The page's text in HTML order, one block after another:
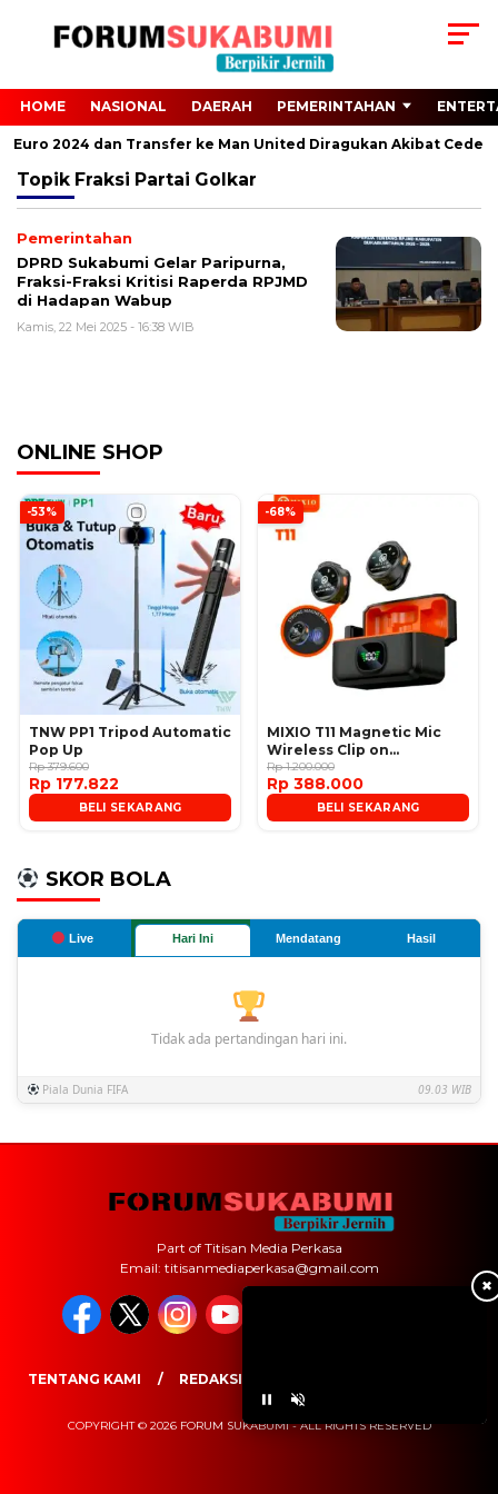
HOME NASIONAL DAERAH PEMERINTAHAN
2024 dan Transfer ke Man United Diragukan Akibat Cedera
Topik Fraksi Partai Golkar
Pemerintahan
DPRD Sukabumi Gelar Paripurna,
Fraksi-Fraksi Kritisi Raperda RPJMD
di Hadapan Wabup
Kamis, 22 Mei 2025 - 16:38 WIB
ONLINE SHOP
-53%
TNW PP1 Tripod Automatic
Pop Up
Rp 379.600
Rp 177.822
BELI SEKARANG
-68%
MIXIO T11 Magnetic Mic
Wireless Clip on
Microphone
Rp 1.200.000
Rp 388.000
BELI SEKARANG
SKOR BOLA
Live Hari Ini Mendatang Hasil
Tidak ada pertandingan hari ini.
Piala Dunia FIFA 09.03 WIB
✖
Part of Titisan Media Perkasa
Email: titisanmediaperkasa@gmail.com
TENTANG KAMI REDAKSI
COPYRIGHT © 2026 FORUM SUKABUMI - ALL RIGHTS RESERVED